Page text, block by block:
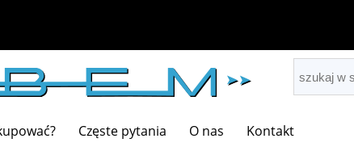
Częste pytania O nas Kontakt